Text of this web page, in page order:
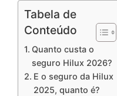
Tabela de
Conteúdo
Quanto custa o
seguro Hilux 2026?
E o seguro da Hilux
2025, quanto é?